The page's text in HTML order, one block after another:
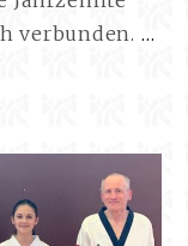
verbunden. …